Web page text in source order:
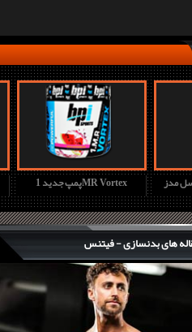
پمپ جدید 1MR Vortex مدز
های بدنسازی - فیتنس